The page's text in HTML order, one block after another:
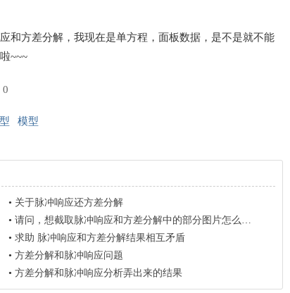
和方差分解，我现在是单方程，面板数据，是不是就不能
~~~
0
模型
• 关于脉冲响应还方差分解
• 请问，想截取脉冲响应和方差分解中的部分图片怎么操作！谢谢！
• 求助 脉冲响应和方差分解结果相互矛盾
• 方差分解和脉冲响应问题
• 方差分解和脉冲响应分析弄出来的结果